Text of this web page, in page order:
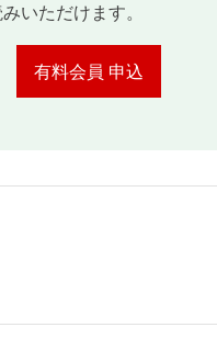
いただけます。
有料会員 申込